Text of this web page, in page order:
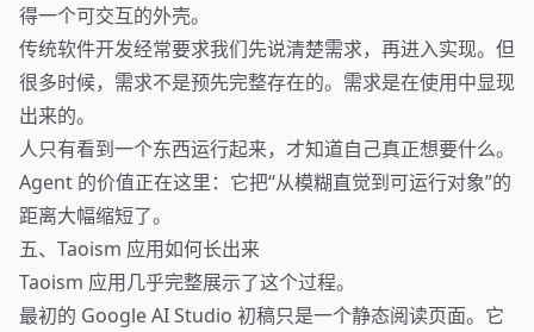
得一个可交互的外壳。
传统软件开发经常要求我们先说清楚需求，再进入实现。但
很多时候，需求不是预先完整存在的。需求是在使用中显现
出来的。
人只有看到一个东西运行起来，才知道自己真正想要什么。
Agent 的价值正在这里：它把“从模糊直觉到可运行对象”的
距离大幅缩短了。
五、Taoism 应用如何长出来
Taoism 应用几乎完整展示了这个过程。
最初的 Google AI Studio 初稿只是一个静态阅读页面。它